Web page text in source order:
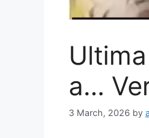
a…
3 March, 2026 by